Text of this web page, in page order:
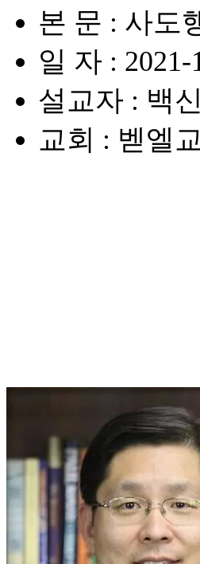
본 문 : 사도
일 자 : 2021-
설교자 : 백
교회 : 벧엘